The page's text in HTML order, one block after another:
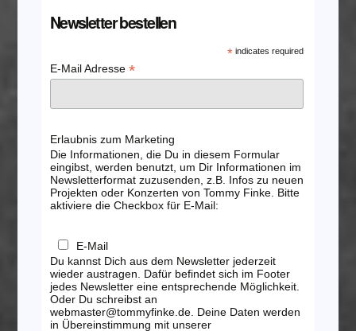
Newsletter bestellen
* indicates required
E-Mail Adresse *
Erlaubnis zum Marketing
Die Informationen, die Du in diesem Formular
eingibst, werden benutzt, um Dir Informationen im
Newsletterformat zuzusenden, z.B. Infos zu neuen
Projekten oder Konzerten von Tommy Finke. Bitte
aktiviere die Checkbox für E-Mail:
E-Mail
Du kannst Dich aus dem Newsletter jederzeit
wieder austragen. Dafür befindet sich im Footer
jedes Newsletter eine entsprechende Möglichkeit.
Oder Du schreibst an
webmaster@tommyfinke.de. Deine Daten werden
in Übereinstimmung mit unserer